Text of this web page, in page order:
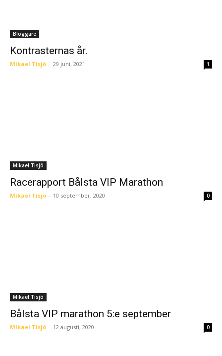
Bloggare
Kontrasternas år.
Mikael Tisjö - 29 juni, 2021 1
Mikael Tisjö
Racerapport Bålsta VIP Marathon
Mikael Tisjö - 10 september, 2020 0
Mikael Tisjö
Bålsta VIP marathon 5:e september
Mikael Tisjö - 12 augusti, 2020 0